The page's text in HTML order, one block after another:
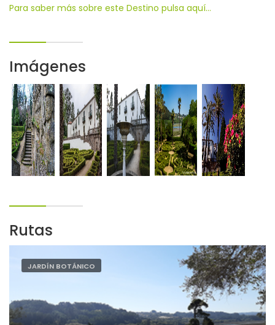
Para saber más sobre este Destino pulsa aquí...
Imágenes
Rutas
JARDÍN BOTÁNICO